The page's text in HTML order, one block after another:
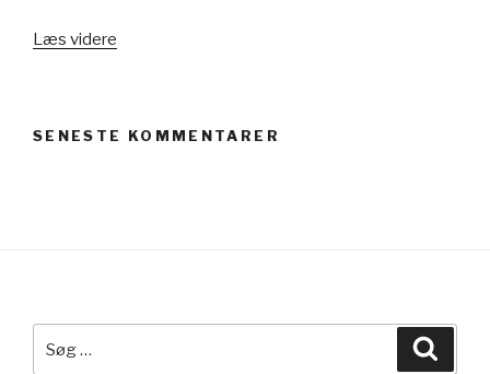
Læs videre
SENESTE KOMMENTARER
efter: